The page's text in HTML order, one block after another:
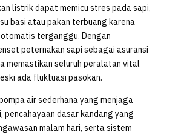
listrik dapat memicu stres pada sapi,
basi atau pakan terbuang karena
terganggu. Dengan
peternakan sapi sebagai asuransi
memastikan seluruh peralatan vital
ada fluktuasi pasokan.
air sederhana yang menjaga
pencahayaan dasar kandang yang
malam hari, serta sistem